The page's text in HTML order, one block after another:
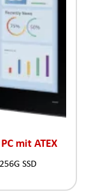
mit ATEX
SSD